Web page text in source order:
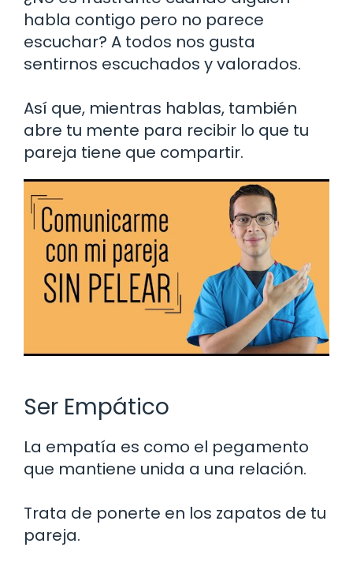
habla contigo pero no parece
escuchar? A todos nos gusta
sentirnos escuchados y valorados.
Así que, mientras hablas, también
abre tu mente para recibir lo que tu
pareja tiene que compartir.
Ser Empático
La empatía es como el pegamento
que mantiene unida a una relación.
Trata de ponerte en los zapatos de tu
pareja.